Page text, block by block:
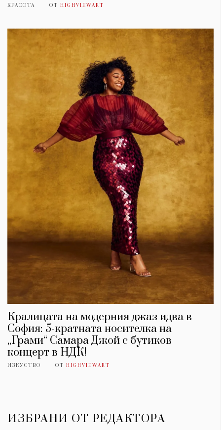
КРАСОТА ОТ HIGHVIEWART
Кралицата на модерния джаз идва в
София: 5-кратната носителка на
„Грами“ Самара Джой с бутиков
концерт в НДК!
ИЗКУСТВО ОТ HIGHVIEWART
ИЗБРАНИ ОТ РЕДАКТОРА